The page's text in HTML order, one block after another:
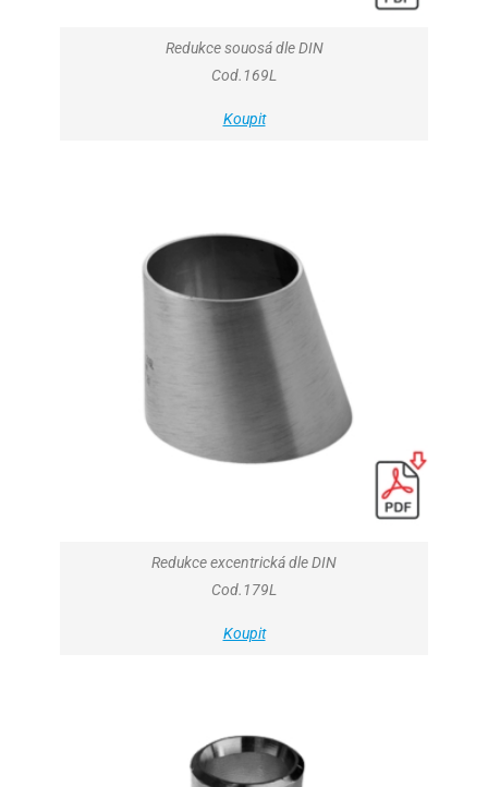
Redukce souosá dle DIN
Cod.169L
Koupit
Redukce excentrická dle DIN
Cod.179L
Koupit